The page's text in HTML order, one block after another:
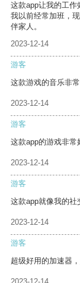
这款app让我的工作
我以前经常加班，
伴家人。
2023-12-14
游客
这款游戏的音乐非
2023-12-14
游客
这款app的游戏非常
2023-12-14
游客
这款app就像我的社
2023-12-14
游客
超级好用的加速器